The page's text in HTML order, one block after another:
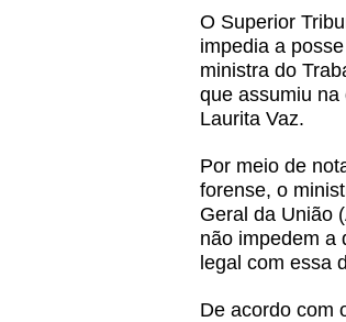
O Superior
impedia a
ministra do
que assumiu
Laurita Vaz.
Por meio de
forense, o
Geral da União
não impedem a
legal com essa
De acordo com